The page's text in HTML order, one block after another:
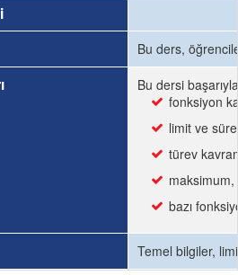
Bu ders,
Bu dersi
fonksiyon
limit ve
türev
maksimum,
bazı
Temel bilgiler,